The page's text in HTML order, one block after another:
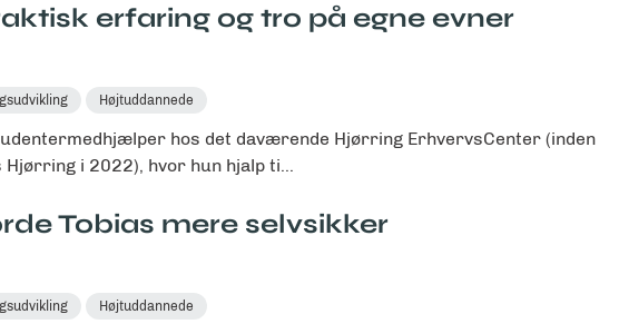
erfaring og tro på egne evner
Højtuddannede
hos det daværende Hjørring ErhvervsCenter (inden
i 2022), hvor hun hjalp ti...
Tobias mere selvsikker
Højtuddannede